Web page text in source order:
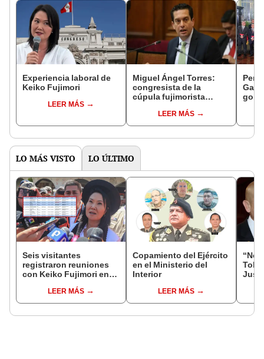
Experiencia laboral de
Keiko Fujimori
LEER MÁS
Miguel Ángel Torres:
congresista de la
cúpula fujimorista
del SenadoLEER MÁS
LO MÁS VISTO LO ÚLTIMO
Seis visitantes
registraron reuniones
con Keiko Fujimori en
presidenta se
encontraba en Junín
LEER MÁS
Copamiento del Ejército
en el Ministerio del
Interior
LEER MÁS
“No